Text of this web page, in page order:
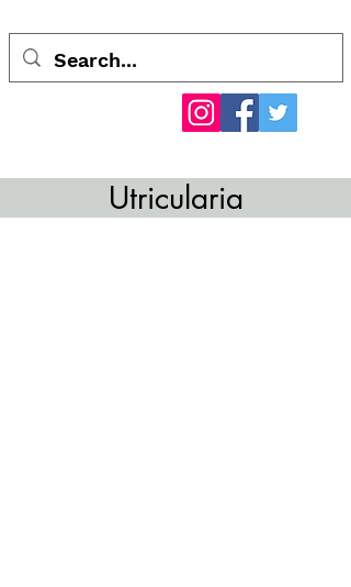
Utricularia